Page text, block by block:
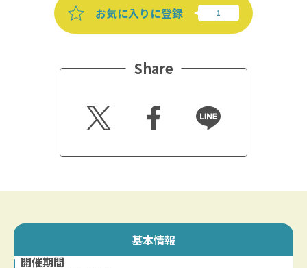
お気に入りに登録
Share
Twitt
er
Faceb
ook
Line
基本情報
開催期間